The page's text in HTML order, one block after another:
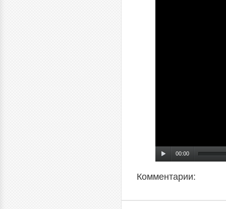
00:00
Комментарии: